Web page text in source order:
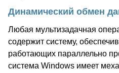
Динамический обмен
Любая мультизадачная
содержит систему,
работающих параллельно
система Windows имеет